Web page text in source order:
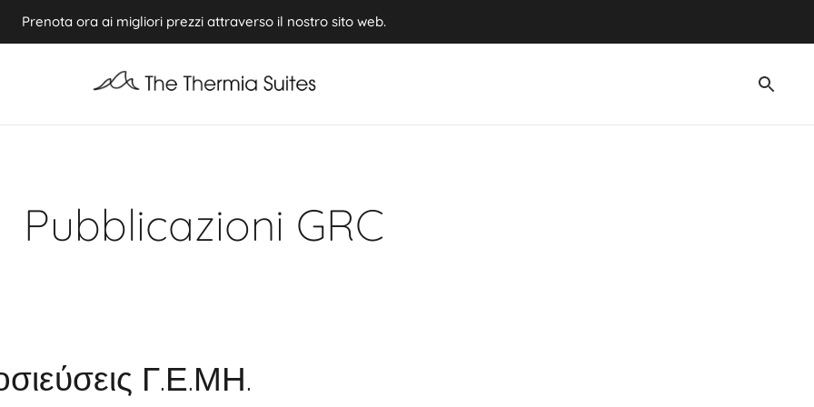
Experience Summer 2026 in Kythnos ⭢ Book now
Prenota ora ai migliori prezzi attraverso il nostro sito web.
Pubblicazioni GRC
Γ.Ε.ΜΗ.